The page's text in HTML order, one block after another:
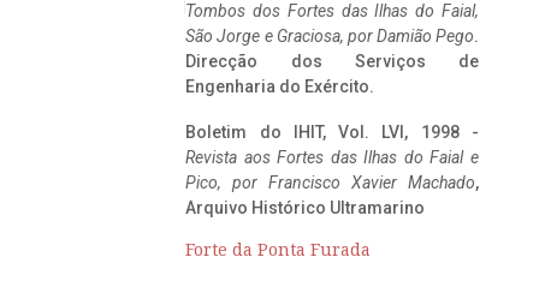
Tombos dos Fortes das Ilhas do Faial,
São Jorge e Graciosa, por Damião Pego.
Direcção dos Serviços de
Engenharia do Exército.
Boletim do IHIT, Vol. LVI, 1998 -
Revista aos Fortes das Ilhas do Faial e
Pico, por Francisco Xavier Machado,
Arquivo Histórico Ultramarino
Forte da Ponta Furada